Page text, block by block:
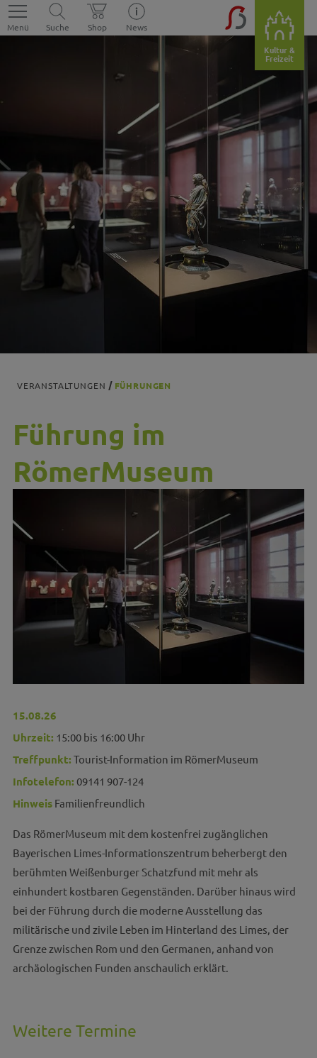
Menü Suche Shop
News
Kultur &
Freizeit
VERANSTALTUNGEN FÜHRUNGEN
Führung im
RömerMuseum
15.08.26
Uhrzeit: 15:00 bis 16:00 Uhr
Treffpunkt: Tourist-Information im RömerMuseum
Infotelefon: 09141 907-124
HinweisFamilienfreundlich
Das RömerMuseum mit dem kostenfrei zugänglichen
Bayerischen Limes-Informationszentrum beherbergt den
berühmten Weißenburger Schatzfund mit mehr als
einhundert kostbaren Gegenständen. Darüber hinaus wird
bei der Führung durch die moderne Ausstellung das
militärische und zivile Leben im Hinterland des Limes, der
Grenze zwischen Rom und den Germanen, anhand von
archäologischen Funden anschaulich erklärt.
Weitere Termine